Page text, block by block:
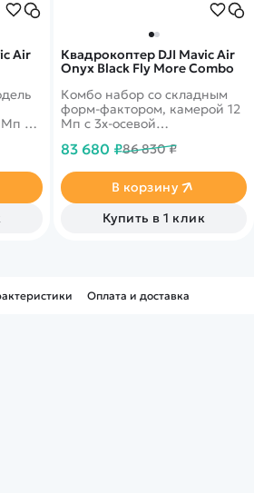
Air
Мп с
Квадрокоптер DJI Mavic Air
Onyx Black Fly More Combo
Комбо набор со складным
форм-фактором, камерой 12
Мп с 3х-осевой
минуту.
83 680 ₽86 830 ₽
В корзину
Купить в 1 клик
Оплата и доставка